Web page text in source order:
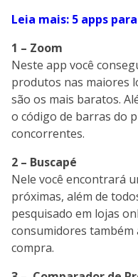
Leia mais: 5 apps
1 – Zoom
Neste app você
produtos nas maiores
são os mais baratos.
o código de barras do
concorrentes.
2 – Buscapé
Nele você encontrará
próximas, além de
pesquisado em lojas
consumidores também
compra.